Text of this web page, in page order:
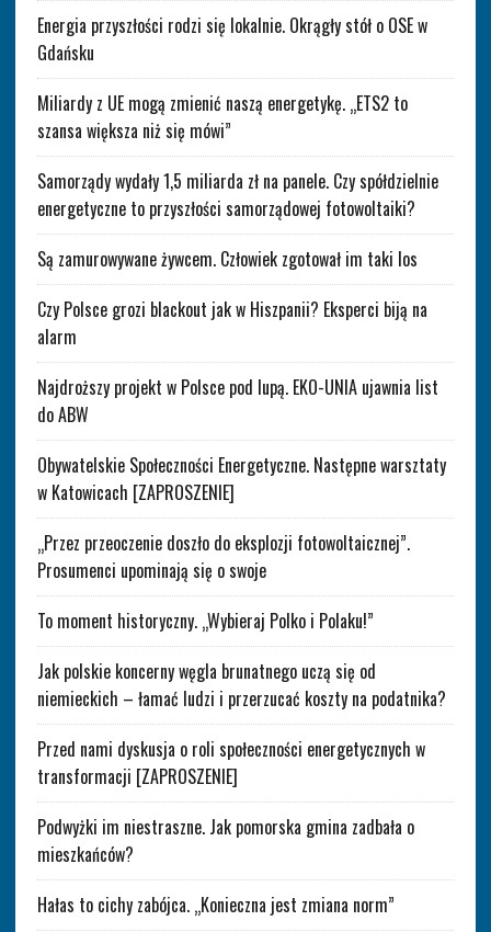
Energia przyszłości rodzi się lokalnie. Okrągły stół o OSE w
Gdańsku
Miliardy z UE mogą zmienić naszą energetykę. „ETS2 to
szansa większa niż się mówi”
Samorządy wydały 1,5 miliarda zł na panele. Czy spółdzielnie
energetyczne to przyszłości samorządowej fotowoltaiki?
Są zamurowywane żywcem. Człowiek zgotował im taki los
Czy Polsce grozi blackout jak w Hiszpanii? Eksperci biją na
alarm
Najdroższy projekt w Polsce pod lupą. EKO-UNIA ujawnia list
do ABW
Obywatelskie Społeczności Energetyczne. Następne warsztaty
w Katowicach [ZAPROSZENIE]
„Przez przeoczenie doszło do eksplozji fotowoltaicznej”.
Prosumenci upominają się o swoje
To moment historyczny. „Wybieraj Polko i Polaku!”
Jak polskie koncerny węgla brunatnego uczą się od
niemieckich – łamać ludzi i przerzucać koszty na podatnika?
Przed nami dyskusja o roli społeczności energetycznych w
transformacji [ZAPROSZENIE]
Podwyżki im niestraszne. Jak pomorska gmina zadbała o
mieszkańców?
Hałas to cichy zabójca. „Konieczna jest zmiana norm”